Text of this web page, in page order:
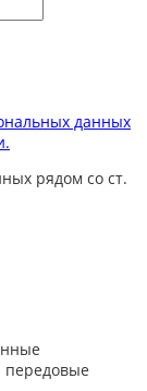
данных
рядом со ст.
передовые